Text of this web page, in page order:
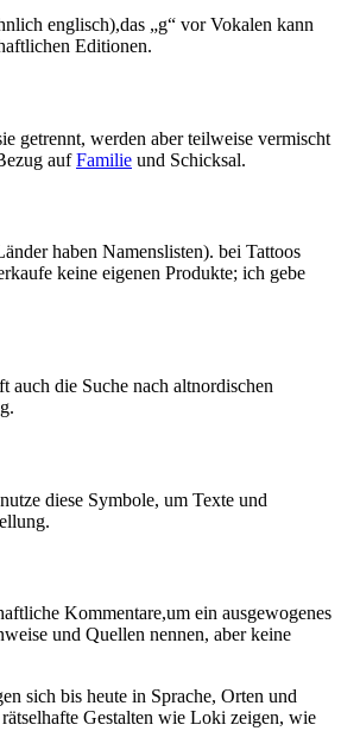
englisch),das⁢ „g“ vor Vokalen ‌kann
⁤Editionen.
getrennt, werden aber teilweise vermischt
aufFamilie und Schicksal.
haben Namenslisten). bei Tattoos
keine eigenen ‍Produkte; ich gebe
auch die ⁣Suche nach altnordischen
diese⁣ Symbole, um⁢ Texte und
Kommentare,um ein ausgewogenes
und Quellen nennen, aber keine
sich bis heute in Sprache, Orten und
Gestalten wie Loki zeigen, wie